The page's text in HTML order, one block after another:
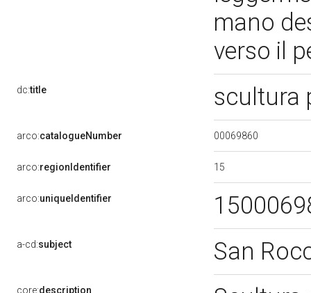
mano
verso il
dc:title scultura
arco:catalogueNumber 00069860
arco:regionIdentifier 15
arco:uniqueIdentifier
a-cd:subject San
core:description